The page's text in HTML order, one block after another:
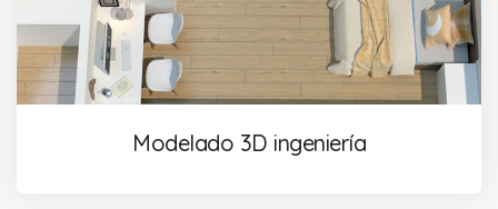
Modelado 3D ingeniería